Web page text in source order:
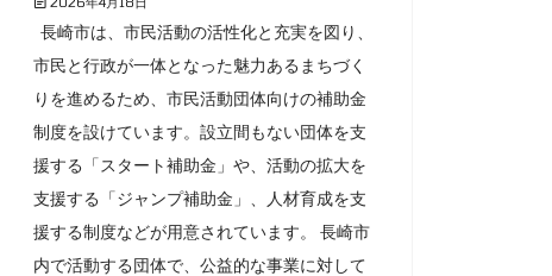
長崎市は、市民活動の活性化と充実を図り、
市民と行政が一体となった魅力あるまちづく
りを進めるため、市民活動団体向けの補助金
制度を設けています。設立間もない団体を支
援する「スタート補助金」や、活動の拡大を
支援する「ジャンプ補助金」、人材育成を支
援する制度などが用意されています。 長崎市
内で活動する団体で、公益的な事業に対して